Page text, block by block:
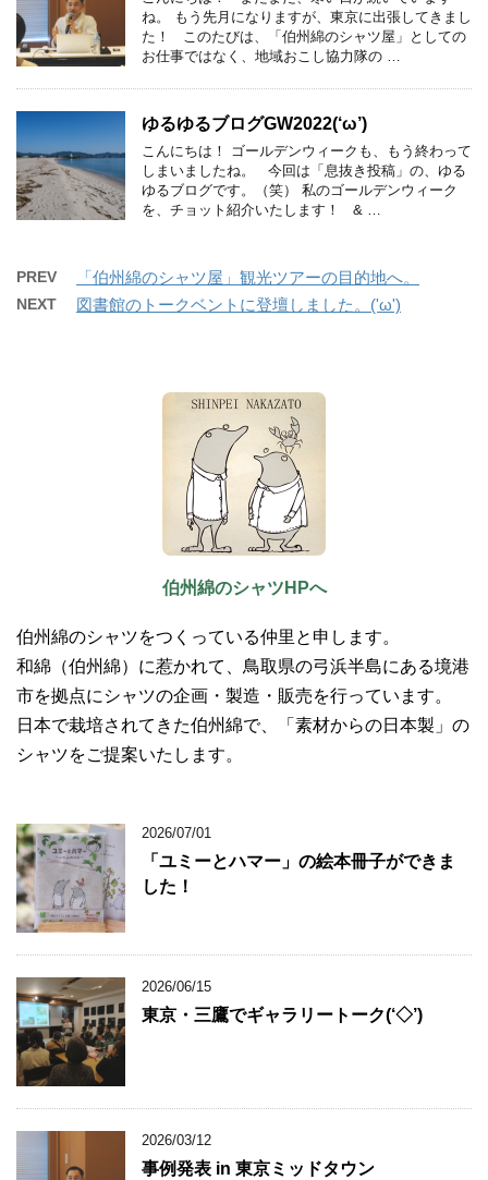
ね。 もう先月になりますが、東京に出張してきまし
た！ このたびは、「伯州綿のシャツ屋」としての
お仕事ではなく、地域おこし協力隊の …
ゆるゆるブログGW2022(‘ω’)
こんにちは！ ゴールデンウィークも、もう終わって
しまいましたね。 今回は「息抜き投稿」の、ゆる
ゆるブログです。（笑） 私のゴールデンウィーク
を、チョット紹介いたします！ & …
PREV 「伯州綿のシャツ屋」観光ツアーの目的地へ。
NEXT 図書館のトークベントに登壇しました。('ω')
伯州綿のシャツHPへ
伯州綿のシャツをつくっている仲里と申します。
和綿（伯州綿）に惹かれて、鳥取県の弓浜半島にある境港
市を拠点にシャツの企画・製造・販売を行っています。
日本で栽培されてきた伯州綿で、「素材からの日本製」の
シャツをご提案いたします。
2026/07/01
「ユミーとハマー」の絵本冊子ができま
した！
2026/06/15
東京・三鷹でギャラリートーク(‘◇’)ゞ
2026/03/12
事例発表 in 東京ミッドタウン